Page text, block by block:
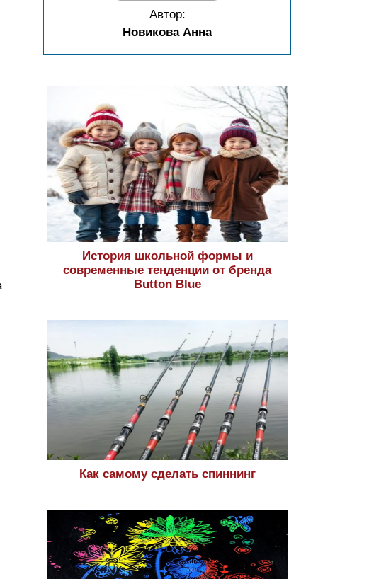
Автор:
Новикова Анна
История школьной формы и
современные тенденции от бренда
Button Blue
Как самому сделать спиннинг